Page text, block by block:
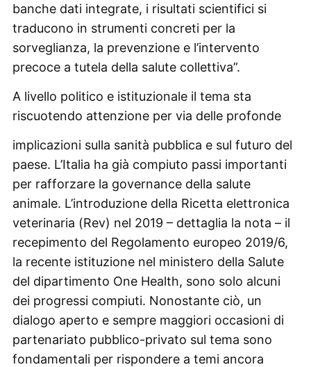
banche dati integrate, i risultati scientifici si
traducono in strumenti concreti per la
sorveglianza, la prevenzione e l’intervento
precoce a tutela della salute collettiva”.
A livello politico e istituzionale il tema sta
riscuotendo attenzione per via delle profonde
implicazioni sulla sanità pubblica e sul futuro del
paese. L’Italia ha già compiuto passi importanti
per rafforzare la governance della salute
animale. L’introduzione della Ricetta elettronica
veterinaria (Rev) nel 2019 – dettaglia la nota – il
recepimento del Regolamento europeo 2019/6,
la recente istituzione nel ministero della Salute
del dipartimento One Health, sono solo alcuni
dei progressi compiuti. Nonostante ciò, un
dialogo aperto e sempre maggiori occasioni di
partenariato pubblico-privato sul tema sono
fondamentali per rispondere a temi ancora